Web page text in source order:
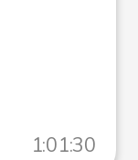
1:01:30